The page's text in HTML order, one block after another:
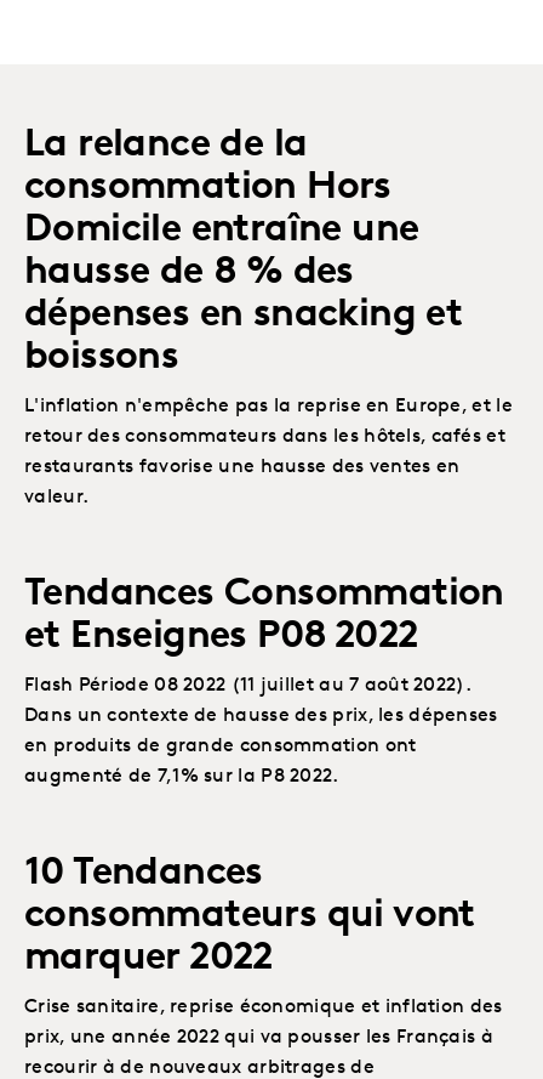
La relance de la
consommation Hors
Domicile entraîne une
hausse de 8 % des
dépenses en snacking et
boissons
L'inflation n'empêche pas la reprise en Europe, et le
retour des consommateurs dans les hôtels, cafés et
restaurants favorise une hausse des ventes en
valeur.
Tendances Consommation
et Enseignes P08 2022
Flash Période 08 2022 (11 juillet au 7 août 2022).
Dans un contexte de hausse des prix, les dépenses
en produits de grande consommation ont
augmenté de 7,1% sur la P8 2022.
10 Tendances
consommateurs qui vont
marquer 2022
Crise sanitaire, reprise économique et inflation des
prix, une année 2022 qui va pousser les Français à
recourir à de nouveaux arbitrages de